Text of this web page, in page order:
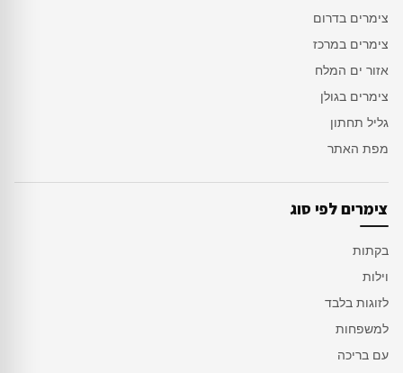
צימרים בדרום
צימרים במרכז
אזור ים המלח
צימרים בגולן
גליל תחתון
מפת האתר
צימרים לפי סוג
בקתות
וילות
לזוגות בלבד
למשפחות
עם בריכה